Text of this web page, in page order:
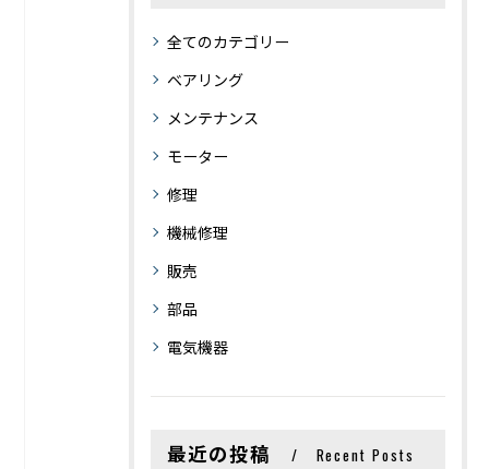
全てのカテゴリー
ベアリング
メンテナンス
モーター
修理
機械修理
販売
部品
電気機器
最近の投稿 Recent Posts